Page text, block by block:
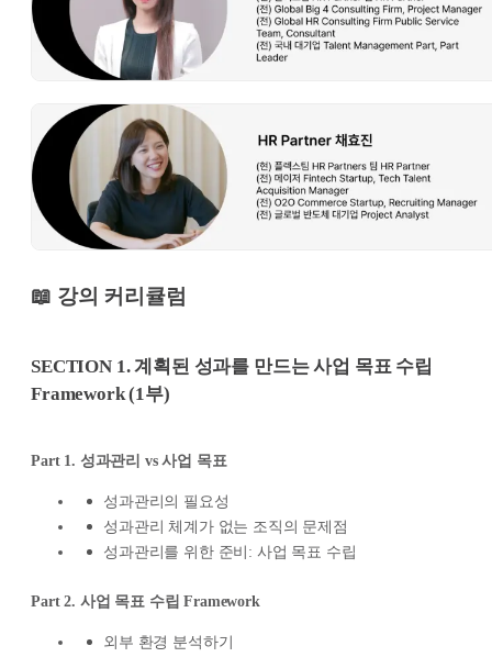
📖 강의 커리큘럼
SECTION 1. 계획된 성과를 만드는 사업 목표 수립
Framework (1부)
Part 1. 성과관리 vs 사업 목표
성과관리의 필요성
성과관리 체계가 없는 조직의 문제점
성과관리를 위한 준비: 사업 목표 수립
Part 2. 사업 목표 수립 Framework
외부 환경 분석하기